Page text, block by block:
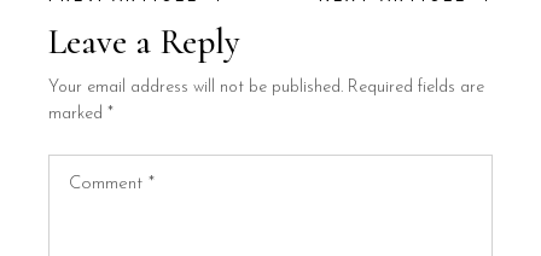
Leave a Reply
Your email address will not be published. Required fields are
marked*